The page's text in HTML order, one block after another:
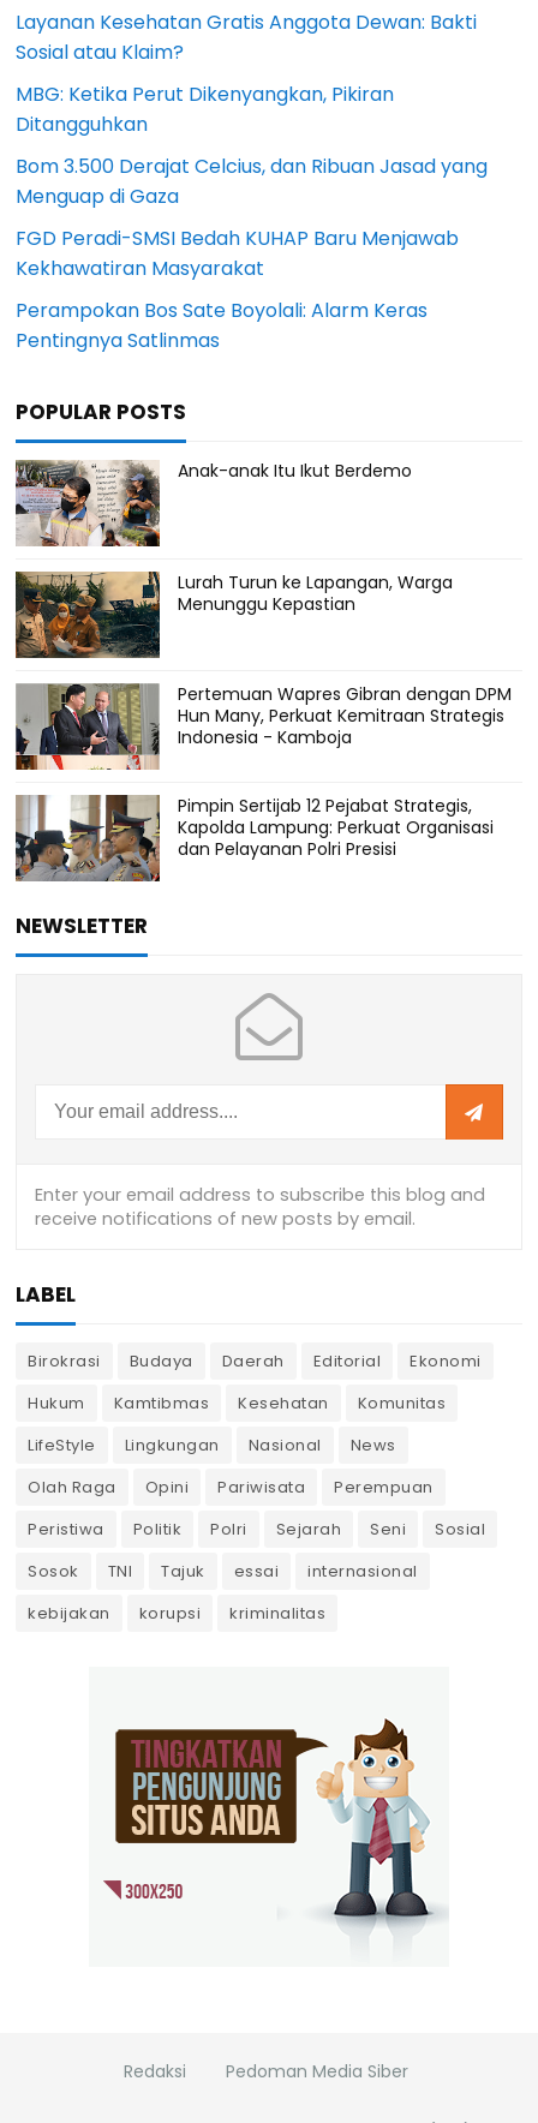
Layanan Kesehatan Gratis Anggota Dewan: Bakti
Sosial atau Klaim?
MBG: Ketika Perut Dikenyangkan, Pikiran
Ditangguhkan
Bom 3.500 Derajat Celcius, dan Ribuan Jasad yang
Menguap di Gaza
FGD Peradi-SMSI Bedah KUHAP Baru Menjawab
Kekhawatiran Masyarakat
Perampokan Bos Sate Boyolali: Alarm Keras
Pentingnya Satlinmas
POPULAR POSTS
Anak-anak Itu Ikut Berdemo
Lurah Turun ke Lapangan, Warga
Menunggu Kepastian
Pertemuan Wapres Gibran dengan DPM
Hun Many, Perkuat Kemitraan Strategis
Indonesia - Kamboja
Pimpin Sertijab 12 Pejabat Strategis,
Kapolda Lampung: Perkuat Organisasi
dan Pelayanan Polri Presisi
NEWSLETTER
LABEL
Birokrasi Budaya Daerah Editorial
Ekonomi
Hukum
Kamtibmas Kesehatan
Komunitas
LifeStyle
Lingkungan Nasional
News
Olah Raga
Opini Pariwisata
Perempuan
Peristiwa
Politik Polri Sejarah Seni
Sosial
Sosok
TNI Tajuk essai
internasional
kebijakan
korupsi kriminalitas
Redaksi Pedoman Media Siber